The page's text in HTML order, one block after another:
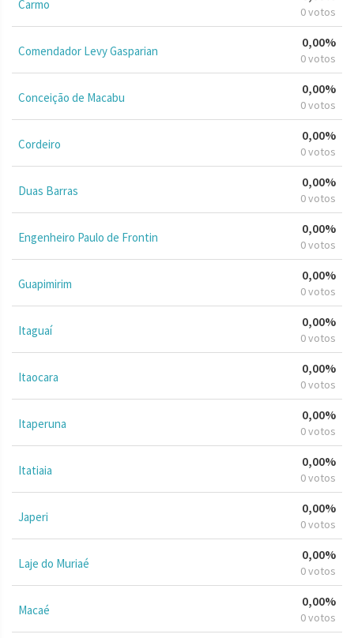
Carmo 0 votos
Comendador Levy Gasparian
0,00%
0 votos
Conceição de Macabu
0,00%
0 votos
Cordeiro
0,00%
0 votos
Duas Barras
0,00%
0 votos
Engenheiro Paulo de Frontin
0,00%
0 votos
Guapimirim
0,00%
0 votos
Itaguaí
0,00%
0 votos
Itaocara
0,00%
0 votos
Itaperuna
0,00%
0 votos
Itatiaia
0,00%
0 votos
Japeri
0,00%
0 votos
Laje do Muriaé
0,00%
0 votos
Macaé
0,00%
0 votos